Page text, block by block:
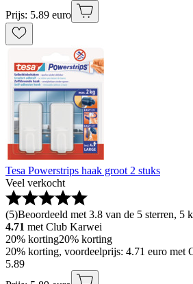
Prijs: 5.89 euro
Tesa Powerstrips haak groot 2 stuks
Veel verkocht
(5)Beoordeeld met 3.8 van de 5 sterren, 5
4.71 met Club Karwei
20% korting20% korting
20% korting, voordeelprijs: 4.71 euro met
5.89